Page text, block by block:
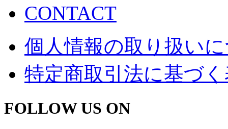
CONTACT
個人情報の取り扱い
特定商取引法に基づ
FOLLOW US ON